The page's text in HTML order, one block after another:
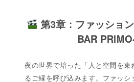
第3章：ファッション
BAR
夜の世界で培った「人と空間を束
るご縁を呼び込みます。ファッ